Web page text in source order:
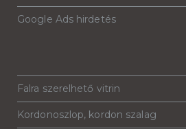
Google Ads hirdetés
Falra szerelhető vitrin
Kordonoszlop, kordon szalag